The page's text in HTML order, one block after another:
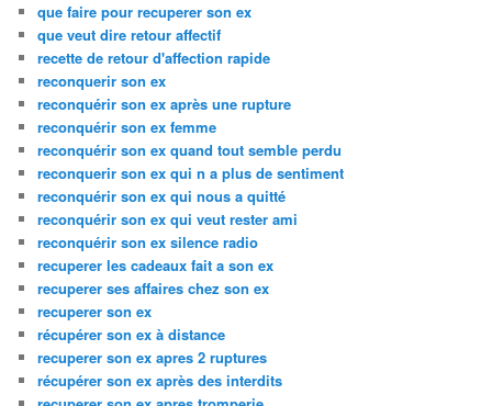
que faire pour recuperer son ex
que veut dire retour affectif
recette de retour d'affection rapide
reconquerir son ex
reconquérir son ex après une rupture
reconquérir son ex femme
reconquérir son ex quand tout semble perdu
reconquerir son ex qui n a plus de sentiment
reconquérir son ex qui nous a quitté
reconquérir son ex qui veut rester ami
reconquérir son ex silence radio
recuperer les cadeaux fait a son ex
recuperer ses affaires chez son ex
recuperer son ex
récupérer son ex à distance
recuperer son ex apres 2 ruptures
récupérer son ex après des interdits